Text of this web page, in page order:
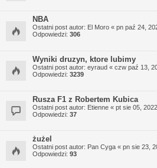
NBA
Ostatni post autor: El Moro « pn paź 24,
Odpowiedzi: 306
Wyniki druzyn, ktore lubimy
Ostatni post autor: eyraud « czw paź 13,
Odpowiedzi: 3239
Rusza F1 z Robertem Kubica
Ostatni post autor: Etienne « pt sie 05,
Odpowiedzi: 37
żużel
Ostatni post autor: Pan Cyga « pn sie 23,
Odpowiedzi: 93